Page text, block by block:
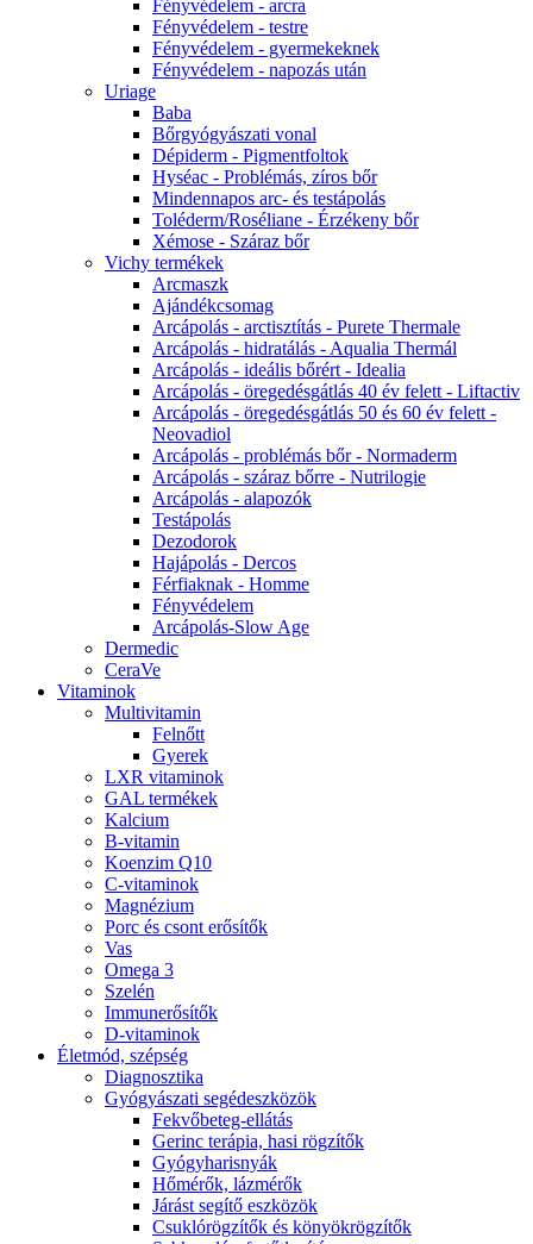
Fényvédelem - arcra
Fényvédelem - testre
Fényvédelem - gyermekeknek
Fényvédelem - napozás után
Uriage
Baba
Bőrgyógyászati vonal
Dépiderm - Pigmentfoltok
Hyséac - Problémás, zíros bőr
Mindennapos arc- és testápolás
Toléderm/Roséliane - Érzékeny bőr
Xémose - Száraz bőr
Vichy termékek
Arcmaszk
Ajándékcsomag
Arcápolás - arctisztítás - Purete Thermale
Arcápolás - hidratálás - Aqualia Thermál
Arcápolás - ideális bőrért - Idealia
Arcápolás - öregedésgátlás 40 év felett - Liftactiv
Arcápolás - öregedésgátlás 50 és 60 év felett -
Neovadiol
Arcápolás - problémás bőr - Normaderm
Arcápolás - száraz bőrre - Nutrilogie
Arcápolás - alapozók
Testápolás
Dezodorok
Hajápolás - Dercos
Férfiaknak - Homme
Fényvédelem
Arcápolás-Slow Age
Dermedic
CeraVe
Vitaminok
Multivitamin
Felnőtt
Gyerek
LXR vitaminok
GAL termékek
Kalcium
B-vitamin
Koenzim Q10
C-vitaminok
Magnézium
Porc és csont erősítők
Vas
Omega 3
Szelén
Immunerősítők
D-vitaminok
Életmód, szépség
Diagnosztika
Gyógyászati segédeszközök
Fekvőbeteg-ellátás
Gerinc terápia, hasi rögzítők
Gyógyharisnyák
Hőmérők, lázmérők
Járást segítő eszközök
Csuklórögzítők és könyökrögzítők